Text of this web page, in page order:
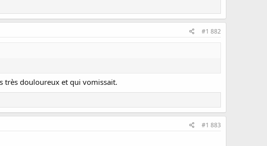
#1 882
très douloureux et qui vomissait.
#1 883